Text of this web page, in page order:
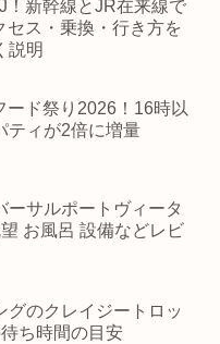
！新幹線とJR在来線で
セス・乗換・行き方を
説明
ード祭り2026！16時以
ティが2倍に増量
ーサルポートヴィータ
お風呂 設備などレビ
グのクレイジートロッ
ち時間の目安